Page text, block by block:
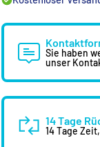
Sie haben
unser
14 Tage
14 Tage